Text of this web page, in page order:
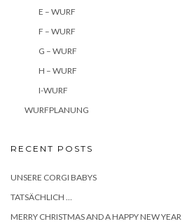
E – WURF
F – WURF
G – WURF
H – WURF
I-WURF
WURFPLANUNG
RECENT POSTS
UNSERE CORGI BABYS
TATSÄCHLICH …
MERRY CHRISTMAS AND A HAPPY NEW YEAR